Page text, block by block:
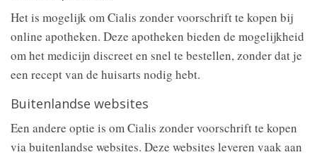
Het is mogelijk om Cialis zonder voorschrift te kopen bij
online apotheken. Deze apotheken bieden de mogelijkheid
om het medicijn discreet en snel te bestellen, zonder dat je
een recept van de huisarts nodig hebt.
Buitenlandse websites
Een andere optie is om Cialis zonder voorschrift te kopen
via buitenlandse websites. Deze websites leveren vaak aan